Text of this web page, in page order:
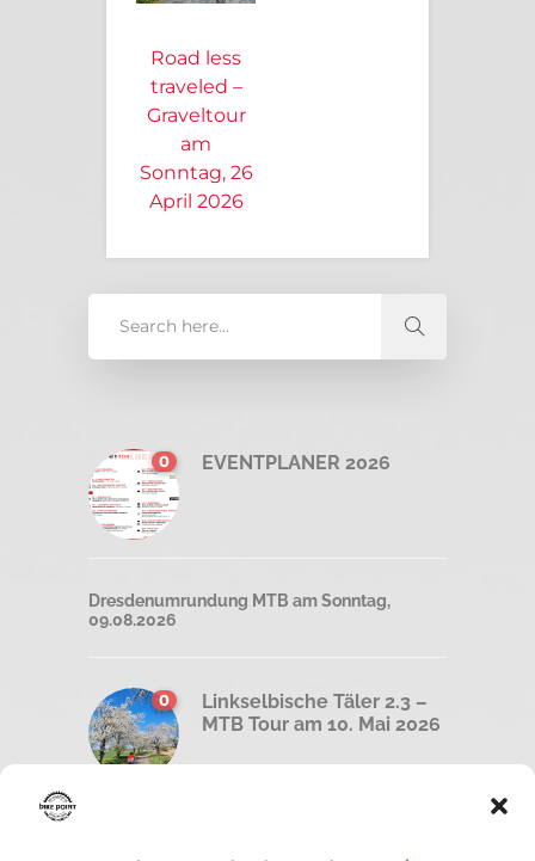
Road less
traveled –
Graveltour
am
Sonntag, 26
April 2026
0 EVENTPLANER 2026
Dresdenumrundung MTB am Sonntag,
09.08.2026
0
Linkselbische Täler 2.3 –
MTB Tour am 10. Mai 2026